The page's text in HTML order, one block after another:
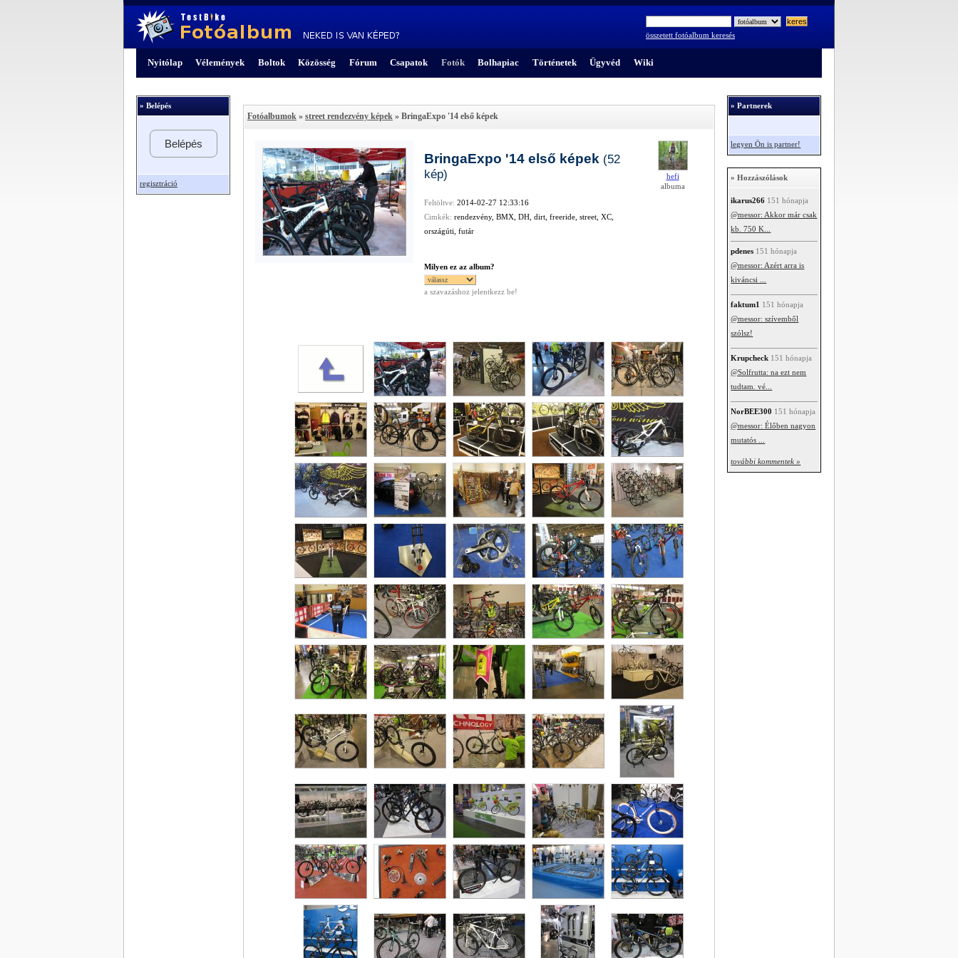
összetett fotóalbum keresés
Nyitólap Vélemények Boltok Közösség Fórum Csapatok Fotók Bolhapiac Történetek Ügyvéd Wiki
» Belépés
Belépés
regisztráció
Fotóalbumok » street rendezvény képek » BringaExpo '14 első képek
BringaExpo '14 első képek (52
kép)
Feltöltve: 2014-02-27 12:33:16
Cimkék: rendezvény, BMX, DH, dirt, freeride, street, XC,
országúti, futár
Milyen ez az album?
a szavazáshoz jelentkezz be!
hefi
albuma
» Partnerek
legyen Ön is partner!
» Hozzászólások
ikarus266 151 hónapja
@messor: Akkor már csak
kb. 750 K...
pdenes 151 hónapja
@messor: Azért arra is
kiváncsi ...
faktum1
151 hónapja
@messor: szívemből
szólsz!
Krupcheck 151 hónapja
@Solfrutta: na ezt nem
tudtam. vé...
NorBEE300 151 hónapja
@messor: Élőben nagyon
mutatós ...
további kommentek »